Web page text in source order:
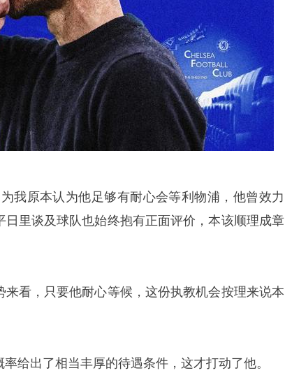
我原本认为他足够有耐心会等利物浦，他曾效力
里谈及球队也始终抱有正面评价，本该顺理成章
看，只要他耐心等候，这份执教机会按理来说本
给出了相当丰厚的待遇条件，这才打动了他。